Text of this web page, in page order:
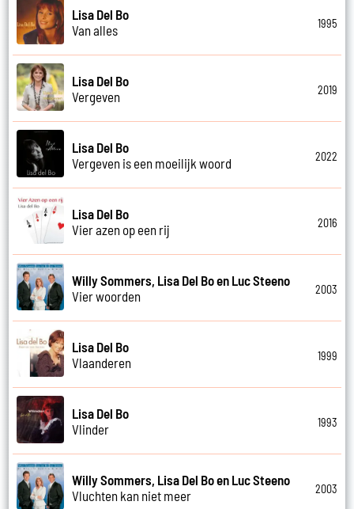
Lisa Del Bo
Van alles
1995
Lisa Del Bo
Vergeven
2019
Lisa Del Bo
Vergeven is een moeilijk woord
2022
Lisa Del Bo
Vier azen op een rij
2016
Willy Sommers, Lisa Del Bo en Luc Steeno
Vier woorden
2003
Lisa Del Bo
Vlaanderen
1999
Lisa Del Bo
Vlinder
1993
Willy Sommers, Lisa Del Bo en Luc Steeno
Vluchten kan niet meer
2003